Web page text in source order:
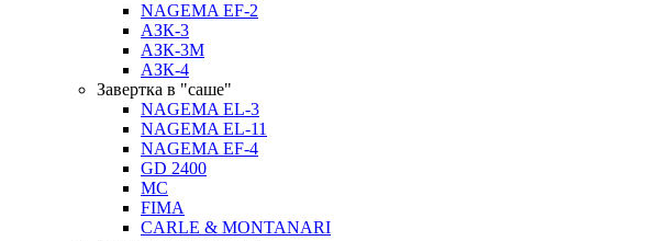
NAGEMA EF-2
АЗК-3
АЗК-3М
АЗК-4
Завертка в "саше"
NAGEMA EL-3
NAGEMA EL-11
NAGEMA EF-4
GD 2400
MC
FIMA
CARLE & MONTANARI